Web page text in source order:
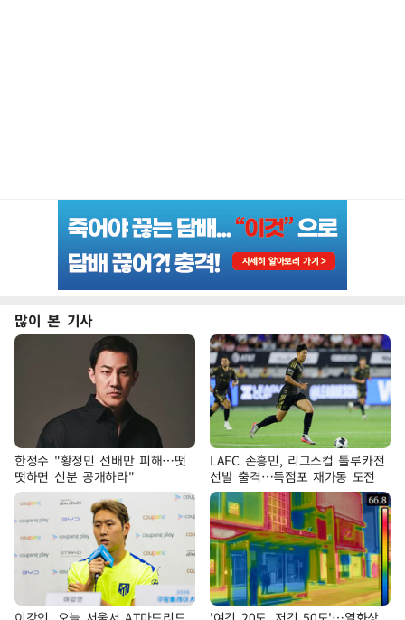
많이 본 기사
한정수 "황정민 선배만 피해…떳
떳하면 신분 공개하라"
LAFC 손흥민, 리그스컵 톨루카전
선발 출격…득점포 재가동 도전